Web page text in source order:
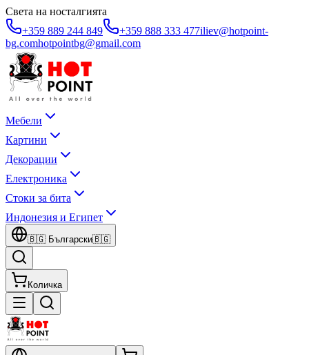
Света на носталгията
+359 889 244 849
+359 888 333 477iliev@hotpoint-
bg.comhotpointbg@gmail.com
Мебели
Картини
Декорации
Електроника
Стоки за бита
Индонезия и Египет
🇧🇬 Български🇧🇬
Количка